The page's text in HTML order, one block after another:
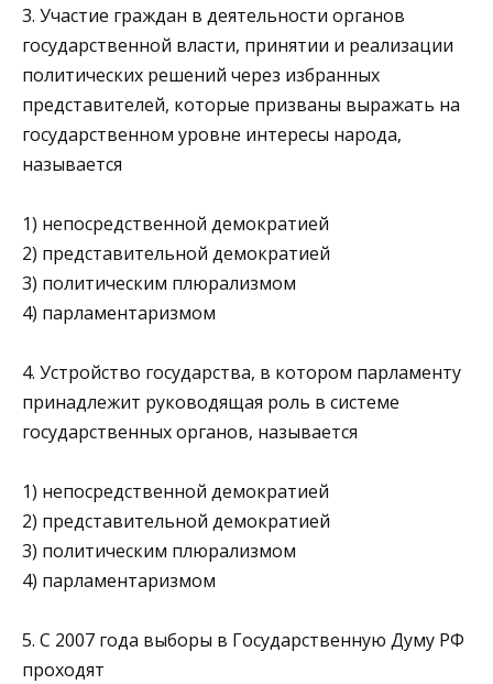
3. Участие граждан в деятельности органов
государственной власти, принятии и реализации
политических решений че­рез избранных
представителей, которые призваны выражать на
государственном уровне интересы народа,
называется
1) непосредственной демократией
2) представительной демократией
3) политическим плюрализмом
4) парламентаризмом
4. Устройство государства, в котором парламенту
принадле­жит руководящая роль в системе
государственных органов, называется
1) непосредственной демократией
2) представительной демократией
3) политическим плюрализмом
4) парламентаризмом
5. С 2007 года выборы в Государственную Думу РФ
проходят